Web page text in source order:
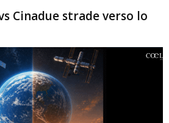
Cinadue strade verso lo